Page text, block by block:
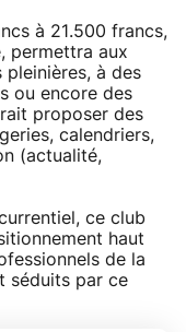
à 21.500 francs,
permettra aux
pleinières, à des
ou encore des
proposer des
calendriers,
(actualité,
ce club
haut
de la
séduits par ce